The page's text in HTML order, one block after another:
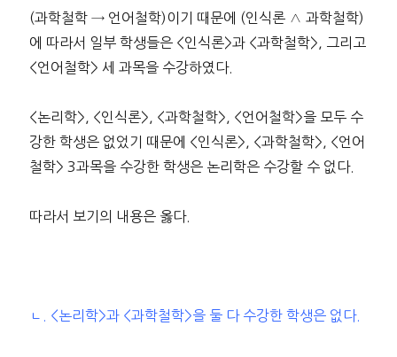
(과학철학 → 언어철학)이기 때문에 (인식론 ∧ 과학철학)
에 따라서 일부 학생들은 <인식론>과 <과학철학>, 그리고
<언어철학> 세 과목을 수강하였다.
<논리학>, <인식론>, <과학철학>, <언어철학>을 모두 수
강한 학생은 없었기 때문에 <인식론>, <과학철학>, <언어
철학> 3과목을 수강한 학생은 논리학은 수강할 수 없다.
따라서 보기의 내용은 옳다.
ㄴ. <논리학>과 <과학철학>을 둘 다 수강한 학생은 없다.